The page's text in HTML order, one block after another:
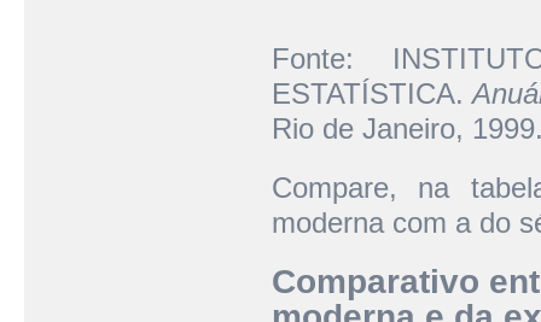
Fonte:
ESTATÍSTICA.
Rio de Janeiro,
Compare, na
moderna com a do
Comparativo